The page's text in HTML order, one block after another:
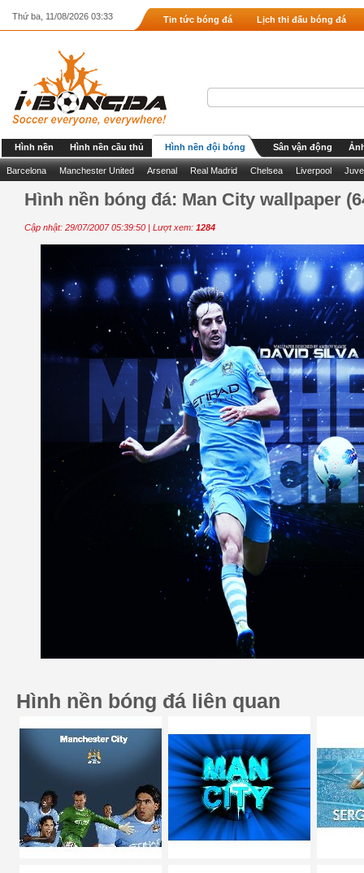
Thứ ba, 11/08/2026 03:33 Tin tức bóng đá Lịch thi đấu bóng đá
Hình nền Hình nền cầu thủ Hình nền đội bóng Sân vận động
Barcelona Manchester United Arsenal Real Madrid Chelsea Liverpool
Hình nền bóng đá: Man City wallpaper
Cập nhật: 29/07/2007 05:39:50 | Lượt xem: 1284
Hình nền bóng đá liên quan